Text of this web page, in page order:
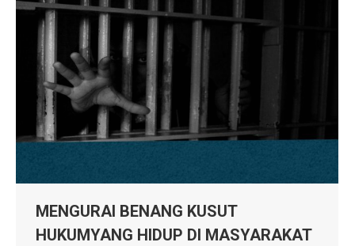
MENGURAI BENANG KUSUT
HUKUMYANG HIDUP DI MASYARAKAT